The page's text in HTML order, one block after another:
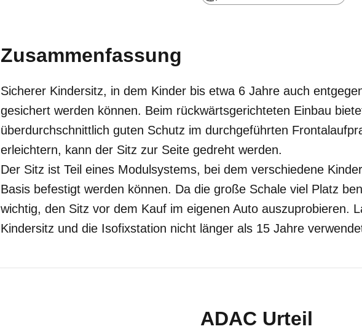
Zusammenfassung
Sicherer Kindersitz, in dem Kinder bis etwa 6 Jahre auch
gesichert werden können. Beim rückwärtsgerichteten Einbau
überdurchschnittlich guten Schutz im durchgeführten
erleichtern, kann der Sitz zur Seite gedreht werden.
Der Sitz ist Teil eines Modulsystems, bei dem verschiedene
Basis befestigt werden können. Da die große Schale viel Platz
wichtig, den Sitz vor dem Kauf im eigenen Auto auszuprobieren.
Kindersitz und die Isofixstation nicht länger als 15 Jahre
ADAC Urteil